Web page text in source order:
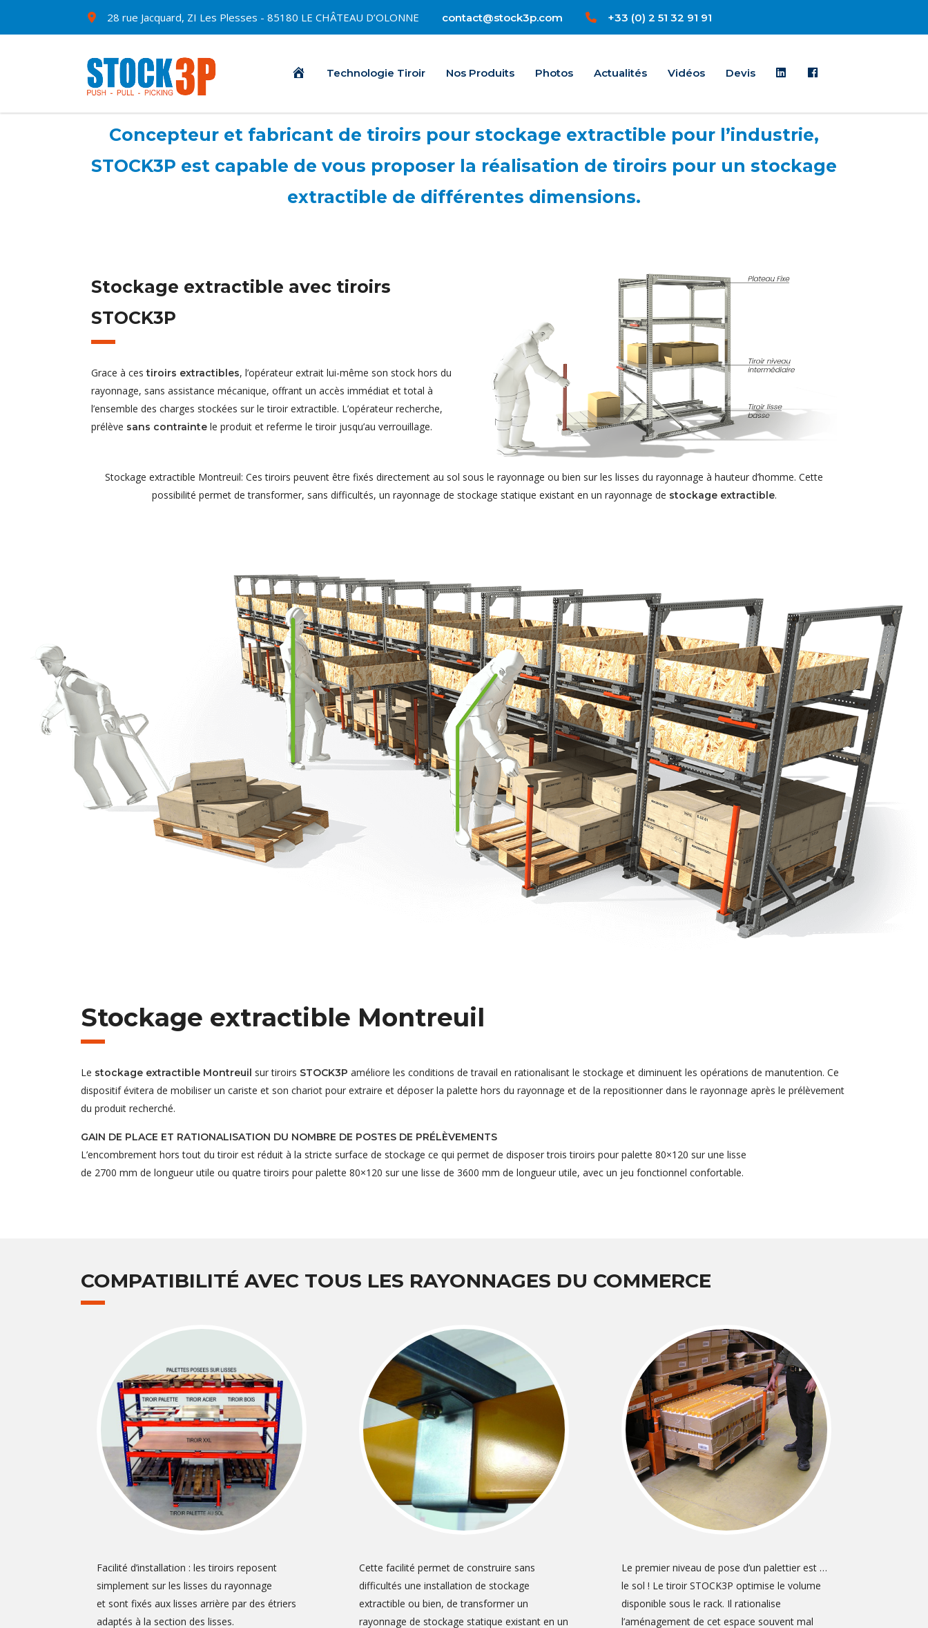
28 rue Jacquard, ZI Les Plesses - 85180 LE CHÂTEAU D’OLONNE contact@stock3p.com +33 (0) 2 51 32 91 91
AccueilTechnologie Tiroir Nos Produits Photos Actualités Vidéos Devis Linkedin
Concepteur et fabricant de tiroirs pour stockage extractible pour l’industrie,
STOCK3P est capable de vous proposer la réalisation de tiroirs pour un stockage
extractible de différentes dimensions.
Stockage extractible avec tiroirs
STOCK3P
Grace à cestiroirs extractibles, l’opérateur extrait lui-même son stock hors du
rayonnage, sans assistance mécanique, offrant un accès immédiat et total à
l’ensemble des charges stockées sur le tiroir extractible. L’opérateur recherche,
prélève sans contrainte le produit et referme le tiroir jusqu’au verrouillage.
Stockage extractible Montreuil: Ces tiroirs peuvent être fixés directement au sol sous le rayonnage ou bien sur les lisses du rayonnage à hauteur d’homme. Cette
possibilité permet de transformer, sans difficultés, un rayonnage de stockage statique existant en un rayonnage de stockage extractible.
Stockage extractible Montreuil
Le stockage extractible Montreuil sur tiroirs STOCK3P améliore les conditions de travail en rationalisant le stockage et diminuent les opérations de manutention. Ce
dispositif évitera de mobiliser un cariste et son chariot pour extraire et déposer la palette hors du rayonnage et de la repositionner dans le rayonnage après le prélèvement
du produit recherché.
GAIN DE PLACE ET RATIONALISATION DU NOMBRE DE POSTES DE PRÉLÈVEMENTS
L’encombrement hors tout du tiroir est réduit à la stricte surface de stockage ce qui permet de disposer trois tiroirs pour palette 80×120 sur une lisse
de 2700 mm de longueur utile ou quatre tiroirs pour palette 80×120 sur une lisse de 3600 mm de longueur utile, avec un jeu fonctionnel confortable.
COMPATIBILITÉ AVEC TOUS LES RAYONNAGES DU COMMERCE
Facilité d’installation : les tiroirs reposent
simplement sur les lisses du rayonnage
et sont fixés aux lisses arrière par des étriers
adaptés à la section des lisses.
Cette facilité permet de construire sans
difficultés une installation de stockage
extractible ou bien, de transformer un
rayonnage de stockage statique existant en un
Le premier niveau de pose d’un palettier est …
le sol ! Le tiroir STOCK3P optimise le volume
disponible sous le rack. Il rationalise
l’aménagement de cet espace souvent mal